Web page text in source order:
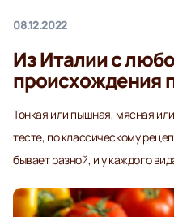
08.12.2022
Из Италии с
происхождения
Тонкая или пышная, мясная
тесте, по классическому
бывает разной, и у каждого